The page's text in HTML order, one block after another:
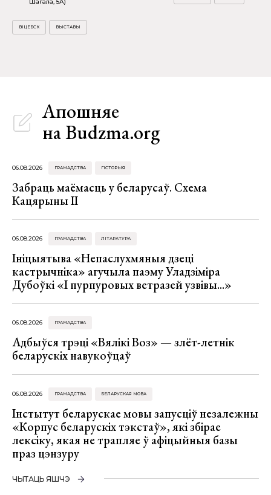
ВІЦЕБСК ВЫСТАВЫ
Апошняе
на Budzma.org
06.08.2026 ГРАМАДСТВА ГІСТОРЫЯ
Забраць маёмасць у беларусаў. Схема
Кацярыны ІІ
06.08.2026 ГРАМАДСТВА ЛІТАРАТУРА
Ініцыятыва «Непаслухмяныя дзеці
кастрычніка» агучыла паэму Уладзіміра
Дубоўкі «І пурпуровых ветразей узвівы...»
06.08.2026 ГРАМАДСТВА
Адбыўся трэці «Вялікі Воз» — злёт-летнік
беларускіх навукоўцаў
06.08.2026 ГРАМАДСТВА БЕЛАРУСКАЯ МОВА
Інстытут беларускае мовы запусціў незалежны
«Корпус беларускіх тэкстаў», які збірае
лексіку, якая не трапляе ў афіцыйныя базы
праз цэнзуру
ЧЫТАЦЬ ЯШЧЭ